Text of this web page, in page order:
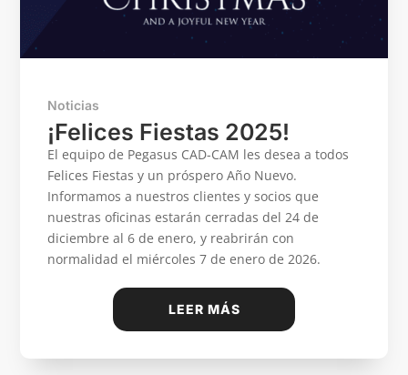
¡Felices Fiestas 2025!
Noticias
El equipo de Pegasus CAD-CAM les desea a todos
Felices Fiestas y un próspero Año Nuevo.
Informamos a nuestros clientes y socios que
nuestras oficinas estarán cerradas del 24 de
diciembre al 6 de enero, y reabrirán con
normalidad el miércoles 7 de enero de 2026.
LEER MÁS